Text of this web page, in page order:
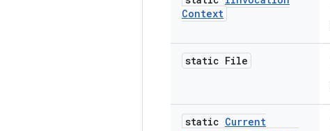
Context
static File
static Current